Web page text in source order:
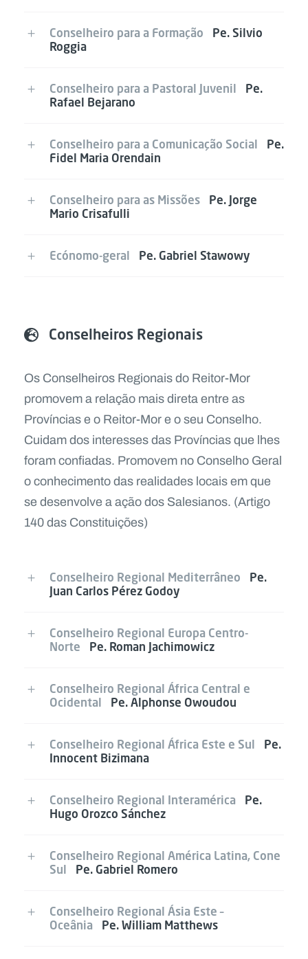
Conselheiro para a Formação
Pe. Silvio
Roggia
Conselheiro para a Pastoral Juvenil
Pe.
Rafael Bejarano
Conselheiro para a Comunicação Social
Pe.
Fidel Maria Orendain
Conselheiro para as Missões
Pe. Jorge
Mario Crisafulli
Ecónomo-geral Pe. Gabriel Stawowy
Conselheiros Regionais
Os Conselheiros Regionais do Reitor-Mor
promovem a relação mais direta entre as
Províncias e o Reitor-Mor e o seu Conselho.
Cuidam dos interesses das Províncias que lhes
foram confiadas. Promovem no Conselho Geral
o conhecimento das realidades locais em que
se desenvolve a ação dos Salesianos. (Artigo
140 das Constituições)
Conselheiro Regional Mediterrâneo
Pe.
Juan Carlos Pérez Godoy
Conselheiro Regional Europa Centro-
Norte
Pe. Roman Jachimowicz
Conselheiro Regional África Central e
Ocidental
Pe. Alphonse Owoudou
Conselheiro Regional África Este e Sul
Pe.
Innocent Bizimana
Conselheiro Regional Interamérica
Pe.
Hugo Orozco Sánchez
Conselheiro Regional América Latina, Cone
Sul
Pe. Gabriel Romero
Conselheiro Regional Ásia Este –
Oceânia
Pe. William Matthews